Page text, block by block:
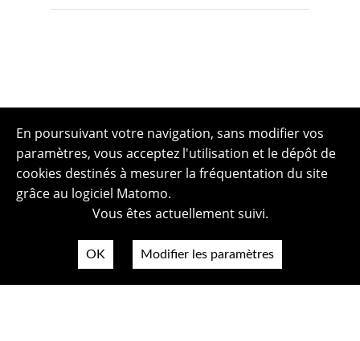
En poursuivant votre navigation, sans modifier vos
paramètres, vous acceptez l'utilisation et le dépôt de
cookies destinés à mesurer la fréquentation du site
grâce au logiciel Matomo.
Vous êtes actuellement suivi.
OK Modifier les paramètres